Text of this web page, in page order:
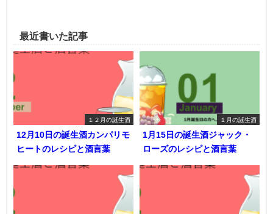
最近書いた記事
１２月の誕生酒
12月10日の誕生酒カンパリモ
ヒートのレシピと酒言葉
１月の誕生酒
1月15日の誕生酒ジャック・
ローズのレシピと酒言葉